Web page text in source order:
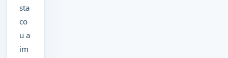
sta
co
u a
im